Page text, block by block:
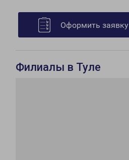
Оформить заявку
Филиалы в Туле